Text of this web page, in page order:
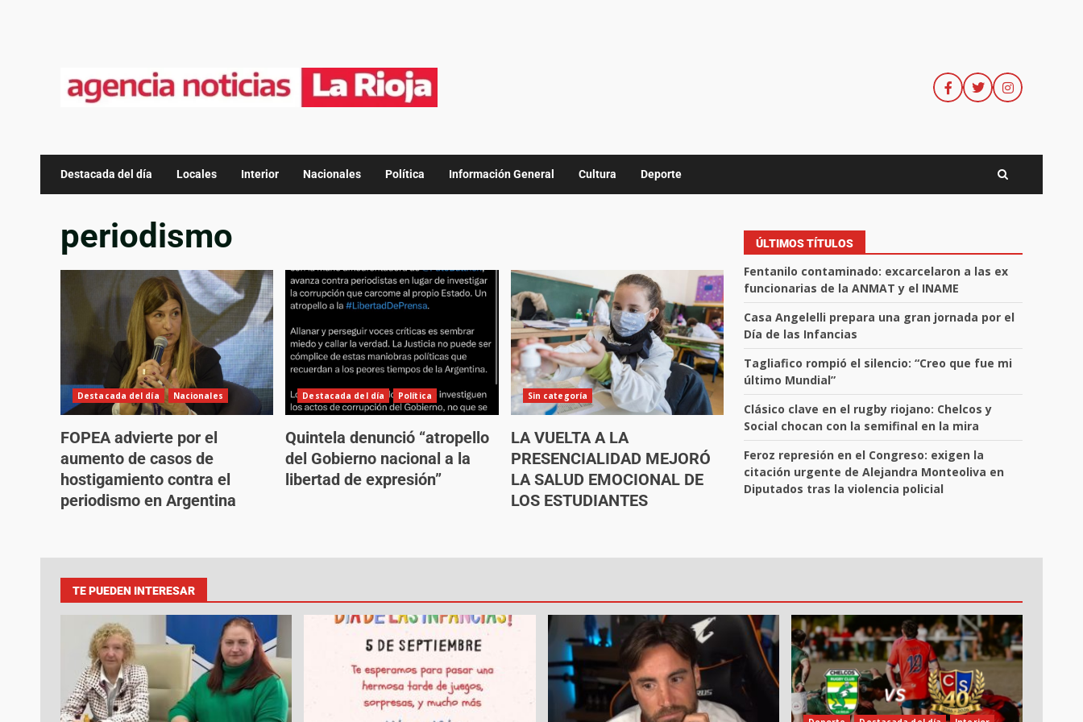
Destacada del día Locales Interior Nacionales Política Información General Cultura Deporte
periodismo
Destacada del día Nacionales
FOPEA advierte por el
aumento de casos de
hostigamiento contra el
periodismo en Argentina
Destacada del día Política
Quintela denunció “atropello
del Gobierno nacional a la
libertad de expresión”
Sin categoría
LA VUELTA A LA
PRESENCIALIDAD MEJORÓ
LA SALUD EMOCIONAL DE
LOS ESTUDIANTES
ÚLTIMOS TÍTULOS
Fentanilo contaminado: excarcelaron a las ex
funcionarias de la ANMAT y el INAME
Casa Angelelli prepara una gran jornada por el
Día de las Infancias
Tagliafico rompió el silencio: “Creo que fue mi
último Mundial”
Clásico clave en el rugby riojano: Chelcos y
Social chocan con la semifinal en la mira
Feroz represión en el Congreso: exigen la
citación urgente de Alejandra Monteoliva en
Diputados tras la violencia policial
TE PUEDEN INTERESAR